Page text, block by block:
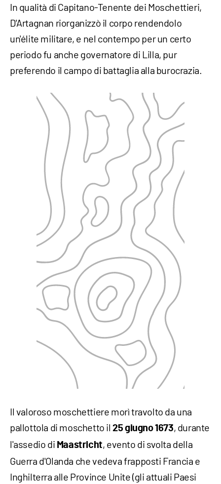
In qualità di Capitano-Tenente dei Moschettieri,
D'Artagnan riorganizzò il corpo rendendolo
un'élite militare, e nel contempo per un certo
periodo fu anche governatore di Lilla, pur
preferendo il campo di battaglia alla burocrazia.
Il valoroso moschettiere morì travolto da una
pallottola di moschetto il25 giugno 1673, durante
l'assedio di Maastricht, evento di svolta della
Guerra d'Olanda che vedeva frapposti Francia e
Inghilterra alle Province Unite (gli attuali Paesi